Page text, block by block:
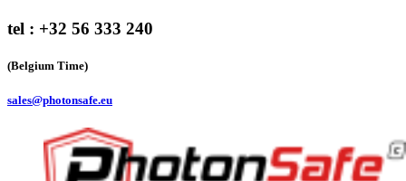
tel : +32 56 333 240
(Belgium Time)
sales@photonsafe.eu